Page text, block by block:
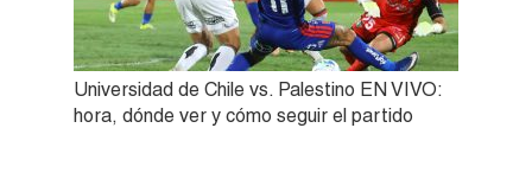
Universidad de Chile vs. Palestino EN VIVO:
hora, dónde ver y cómo seguir el partido